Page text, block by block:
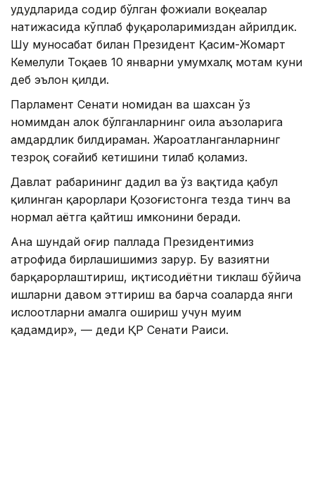
ҳудудларида содир бўлган фожиали воқеалар
натижасида кўплаб фуқароларимиздан айрилдик.
Шу муносабат билан Президент Қасим-Жомарт
Кемелули Тоқаев 10 январни умумхалқ мотам куни
деб эълон қилди.
Парламент Сенати номидан ва шахсан ўз
номимдан ҳалок бўлганларнинг оила аъзоларига
ҳамдардлик билдираман. Жароҳатланганларнинг
тезроқ соғайиб кетишини тилаб қоламиз.
Давлат раҳбарининг дадил ва ўз вақтида қабул
қилинган қарорлари Қозоғистонга тезда тинч ва
нормал ҳаётга қайтиш имконини беради.
Aна шундай оғир паллада Президентимиз
атрофида бирлашишимиз зарур. Бу вазиятни
барқарорлаштириш, иқтисодиётни тиклаш бўйича
ишларни давом эттириш ва барча соҳаларда янги
ислоҳотларни амалга ошириш учун муҳим
қадамдир», — деди ҚР Сенати Раиси.